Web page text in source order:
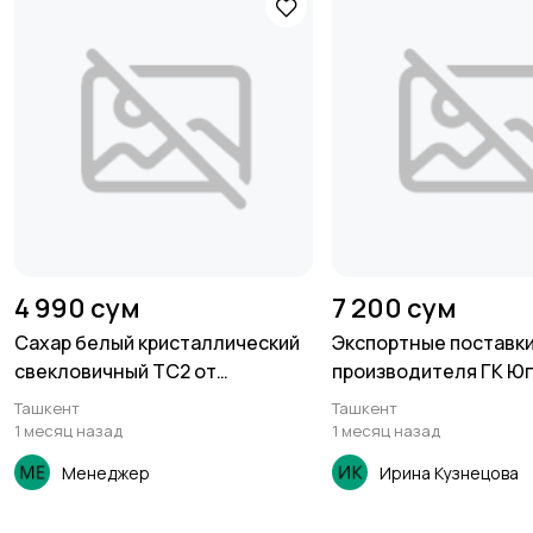
4 990 сум
Сахар белый кристаллический
свекловичный ТС2 от
производителя
Ташкент
1 месяц назад
Менеджер
7 200 сум
Экспортные
производителя ГК
Ташкент
1 месяц назад
Ирина Кузнецова